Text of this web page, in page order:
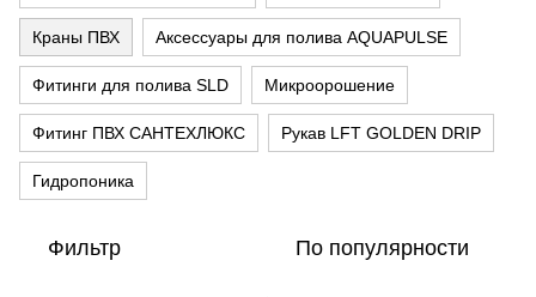
Краны ПВХ Аксессуары для полива AQUAPULSE
Фитинги для полива SLD Микроорошение
Фитинг ПВХ CАНТЕХЛЮКС Рукав LFT GOLDEN DRIP
Гидропоника
Фильтр По популярности